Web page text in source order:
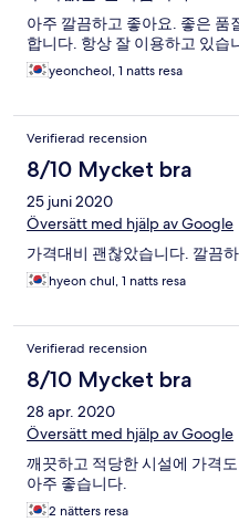
아주 깔끔하고 좋아요. 좋은 품
합니다. 항상 잘 이용하고 있습
yeoncheol, 1 natts resa
Verifierad recension
8/10 Mycket bra
25 juni 2020
Översätt med hjälp av Google
가격대비 괜찮았습니다. 깔끔
hyeon chul, 1 natts resa
Verifierad recension
8/10 Mycket bra
28 apr. 2020
Översätt med hjälp av Google
깨끗하고 적당한 시설에 가격
아주 좋습니다.
2 nätters resa